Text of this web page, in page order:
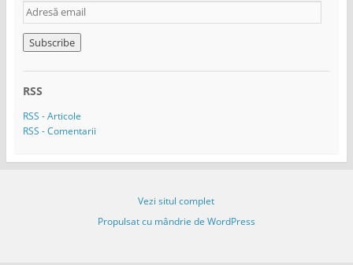
A
d
r
e
s
e
m
a
RSS
RSS - Articole
RSS - Comentarii
Vezi situl complet
Propulsat cu mândrie de WordPress